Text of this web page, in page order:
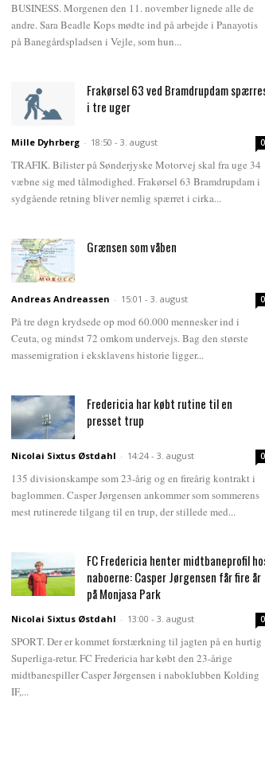
BUSINESS. Morgenen den 11. november lignede alle de
andre. Sara Beadle Kops mødte ind på arbejde i Panayotis
på Banegårdspladsen i Vejle, som hun...
Frakørsel 63 ved Bramdrupdam
i tre uger
Mille Dyhrberg - 18:50 - 3. august 0
TRAFIK. Bilister på Sønderjyske Motorvej skal fra uge 34
væbne sig med tålmodighed. Frakørsel 63 Bramdrupdam i
sydgående retning bliver nemlig spærret i cirka...
Grænsen som våben
Andreas Andreassen - 15:01 - 3. august 0
På tre døgn krydsede op mod 60.000 mennesker ind i
Ceuta, og mindst 72 omkom undervejs. Bag den største
massemigration i eksklavens historie ligger...
Fredericia har købt rutine til en
presset trup
Nicolai Sixtus Østdahl - 14:24 - 3. august 0
135 divisionskampe som 23-årig og en fireårig kontrakt i
baglommen. Casper Jørgensen ankommer som sommerens
mest rutinerede tilgang til en trup, der stillede med...
FC Fredericia henter midtbaneprofil
naboerne: Casper Jørgensen får fire år
på Monjasa Park
Nicolai Sixtus Østdahl - 13:00 - 3. august 0
SPORT. Der er kommet forstærkning til jagten på en hurtig
Superliga-retur. FC Fredericia har købt den 23-årige
midtbanespiller Casper Jørgensen i naboklubben Kolding
IF,...